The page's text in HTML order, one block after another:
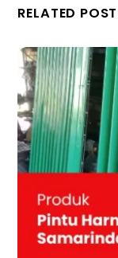
RELATED